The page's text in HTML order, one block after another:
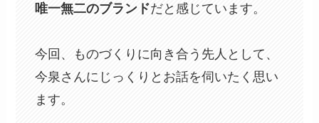
唯一無二のブランドだと感じています。
今回、ものづくりに向き合う先人として、
今泉さんにじっくりとお話を伺いたく思い
ます。